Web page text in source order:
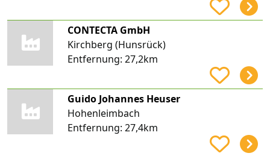
CONTECTA GmbH
Kirchberg (Hunsrück)
Entfernung: 27,2km
Guido Johannes Heuser
Hohenleimbach
Entfernung: 27,4km